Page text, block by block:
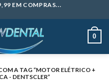
EM COMPRAS...
0
A TAG “MOTOR ELÉTRICO +
- DENTSCLER”